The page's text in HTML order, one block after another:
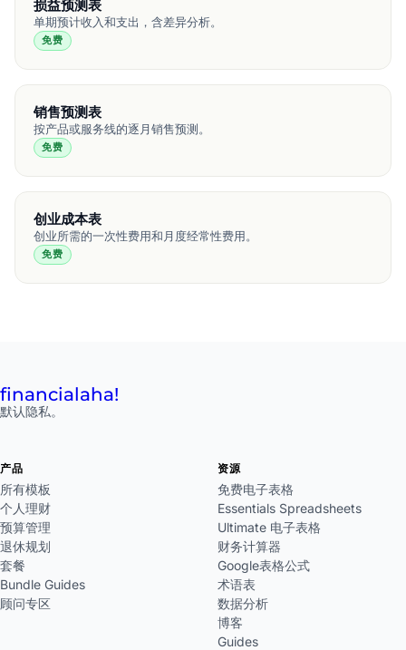
损益预测表
单期预计收入和支出，含差异分析。
免费
销售预测表
按产品或服务线的逐月销售预测。
免费
创业成本表
创业所需的一次性费用和月度经常性费用。
免费
financialaha!
默认隐私。
产品
所有模板
个人理财
预算管理
退休规划
套餐
Bundle Guides
顾问专区
资源
免费电子表格
Essentials Spreadsheets
Ultimate 电子表格
财务计算器
Google表格公式
术语表
数据分析
博客
Guides